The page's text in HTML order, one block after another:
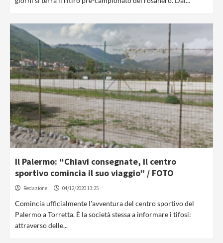
Il Palermo: “Chiavi consegnate, il centro
sportivo comincia il suo viaggio” / FOTO
Redazione 04/12/2020 13:25
Comincia ufficialmente l'avventura del centro sportivo del
Palermo a Torretta. È la società stessa a informare i tifosi:
attraverso delle...